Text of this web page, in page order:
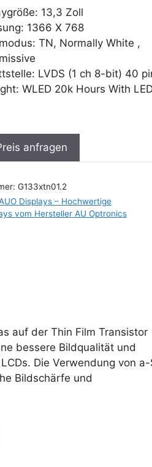
13,3 Zoll
1366 X 768
TN, Normally White ,
LVDS (1 ch 8-bit) 40
WLED 20k Hours With
anfragen
G133xtn01.2
Displays – Hochwertige
vom Hersteller AU Optronics
auf der Thin Film Transistor
bessere Bildqualität und
Die Verwendung von a-
Bildschärfe und